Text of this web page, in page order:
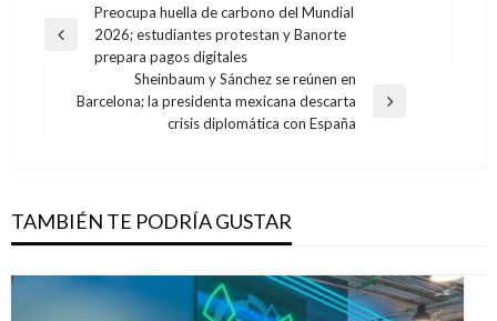
Navegación
de
Entrada
anterior
Preocupa huella de carbono del Mundial
2026; estudiantes protestan y Banorte
prepara pagos digitales
Entrada
Sheinbaum y Sánchez se reúnen en
Barcelona; la presidenta mexicana descarta
crisis diplomática con España
TAMBIÉN TE PODRÍA GUSTAR